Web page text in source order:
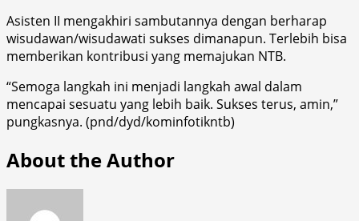
Asisten II mengakhiri sambutannya dengan berharap
wisudawan/wisudawati sukses dimanapun. Terlebih bisa
memberikan kontribusi yang memajukan NTB.
“Semoga langkah ini menjadi langkah awal dalam
mencapai sesuatu yang lebih baik. Sukses terus, amin,”
pungkasnya. (pnd/dyd/kominfotikntb)
About the Author